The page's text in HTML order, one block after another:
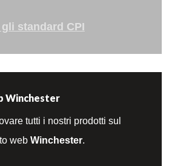
gli standard CPI
Winchester
tutti i nostri prodotti sul
web Winchester.